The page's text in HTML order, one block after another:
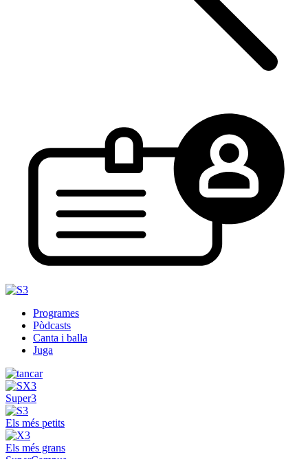
Programes
Pòdcasts
Canta i balla
Juga
Super3
Els més petits
Els més grans